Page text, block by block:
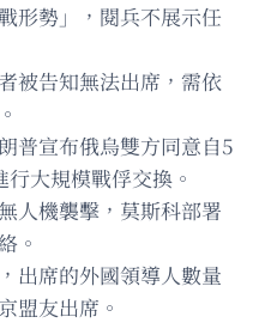
形勢」，閱兵不展示任
被告知無法出席，需依
普宣布俄烏雙方同意自5
大規模戰俘交換。
人機襲擊，莫斯科部署
。
出席的外國領導人數量
盟友出席。